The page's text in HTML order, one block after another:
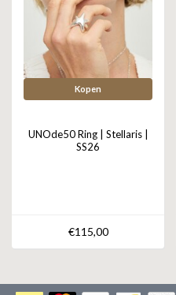
Kopen
UNOde50 Ring | Stellaris |
SS26
€115,00